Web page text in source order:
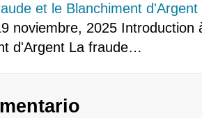
et le Blanchiment
noviembre, 2025 Introduction
d'Argent La fraude…